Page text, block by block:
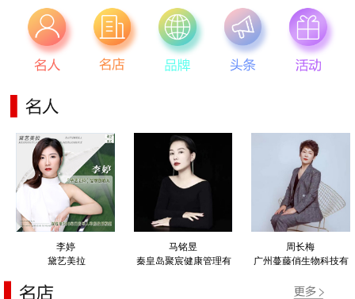
李婷
黛艺美拉
马铭昱
秦皇岛聚宸健康管理有
周长梅
广州蔓藤俏生物科技有